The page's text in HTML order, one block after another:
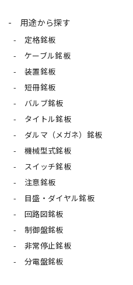
用途から探す
定格銘板
ケーブル銘板
装置銘板
短冊銘板
バルブ銘板
タイトル銘板
ダルマ（メガネ）銘板
機械型式銘板
スイッチ銘板
注意銘板
目盛・ダイヤル銘板
回路図銘板
制御盤銘板
非常停止銘板
分電盤銘板